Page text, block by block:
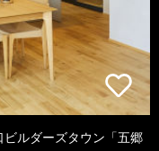
ルダーズタウン「五郷